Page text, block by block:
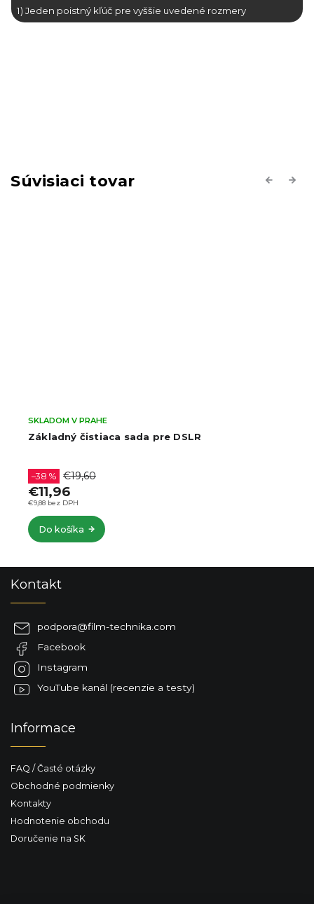
1) Jeden poistný kľúč pre vyššie uvedené rozmery
Súvisiaci tovar Previous
Základný čistiaca sada pre DSLR
SKLADOM V PRAHE
€9,88 bez DPH
–38 % €19,60
€11,96
Do košíka
Next
Kontakt
podpora@film-technika.com
Facebook
Instagram
YouTube kanál (recenzie a testy)
Informace
FAQ / Časté otázky
Obchodné podmienky
Kontakty
Hodnotenie obchodu
Doručenie na SK